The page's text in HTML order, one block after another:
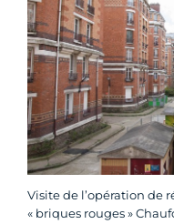
Visite de l’opération de
« briques rouges »